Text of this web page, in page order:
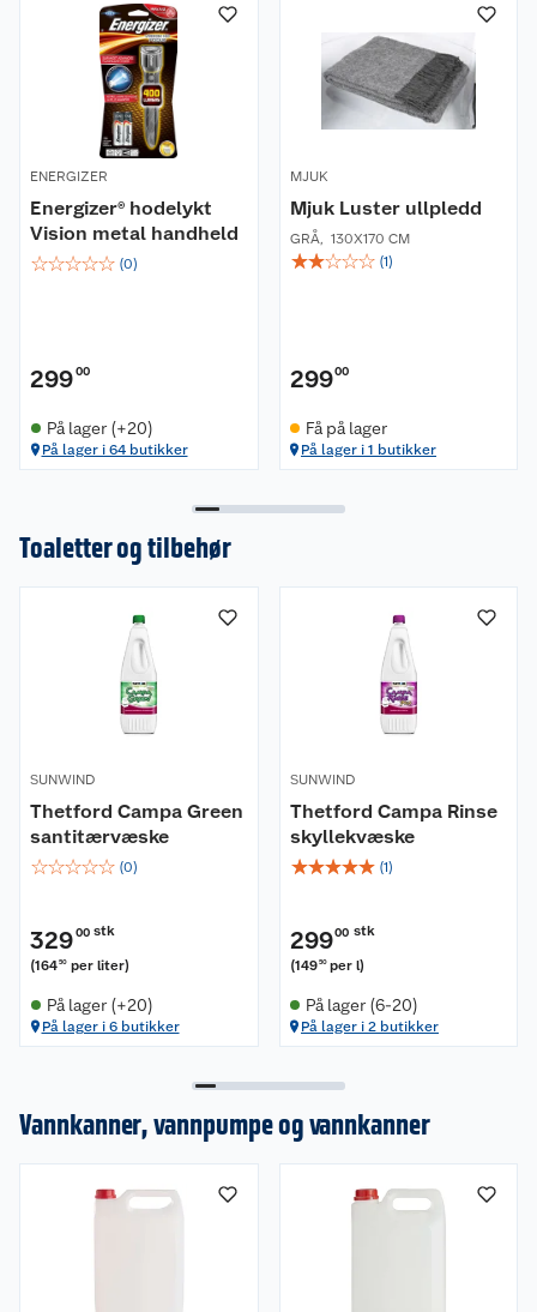
ENERGIZER
Energizer® hodelykt
Vision metal handheld
☆☆☆☆☆ (0)
29900
På lager (+20)
På lager i 64 butikker
MJUK
Mjuk Luster ullpledd
GRÅ, 130X170 CM
☆☆☆☆☆ (1)
29900
Få på lager
På lager i 1 butikker
Toaletter og tilbehør
SUNWIND
Thetford Campa Green
santitærvæske
☆☆☆☆☆ (0)
32900 stk
(16450 per liter)
På lager (+20)
På lager i 6 butikker
SUNWIND
Thetford Campa Rinse
skyllekvæske
☆☆☆☆☆ (1)
29900 stk
(149 50 per l)
På lager (6-20)
På lager i 2 butikker
Vannkanner, vannpumpe og vannkanner